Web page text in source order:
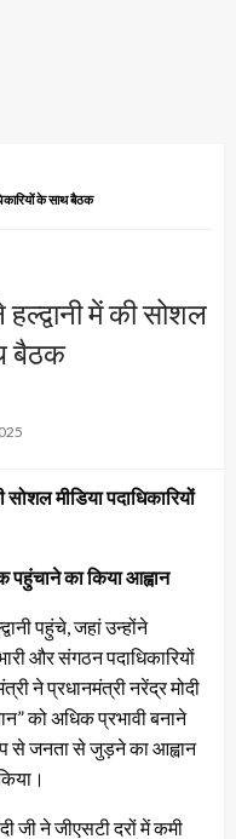
के साथ बैठक
में की सोशल
बैठक
सोशल मीडिया पदाधिकारियों
का किया आह्वान
पहुंचे, जहां उन्होंने
और संगठन पदाधिकारियों
ने प्रधानमंत्री नरेंद्र मोदी
को अधिक प्रभावी बनाने
से जनता से जुड़ने का आह्वान
जी ने जीएसटी दरों में कमी